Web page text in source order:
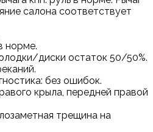
салона соответствует
норме.
диски остаток 50/50%.
без ошибок.
крыла, передней правой
трещина на